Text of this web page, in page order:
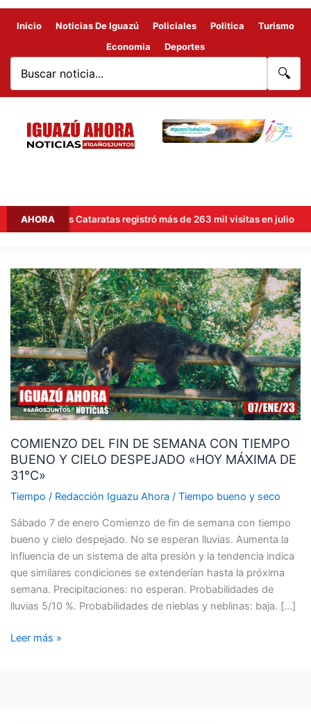
Inicio Noticias De Iguazú Policiales Politica
Turismo
Economia
Deportes
🔍
AHORA
de las Cataratas registró más de 263 mil visitas en julio
COMIENZO DEL FIN DE SEMANA CON TIEMPO
BUENO Y CIELO DESPEJADO «HOY MÁXIMA DE
31°C»
Tiempo / Redacción Iguazu Ahora / Tiempo bueno y seco
Sábado 7 de enero Comienzo de fin de semana con tiempo
bueno y cielo despejado. No se esperan lluvias. Aumenta la
influencia de un sistema de alta presión y la tendencia indica
que similares condiciones se extenderían hasta la próxima
semana. Precipitaciones: no esperan. Probabilidades de
lluvias 5/10 %. Probabilidades de nieblas y neblinas: baja. […]
COMIENZO
DEL
FIN
DE
SEMANA
CON
TIEMPO
BUENO
Y
DESPEJADO
«HOY
MÁXIMA
DE
Leer más »